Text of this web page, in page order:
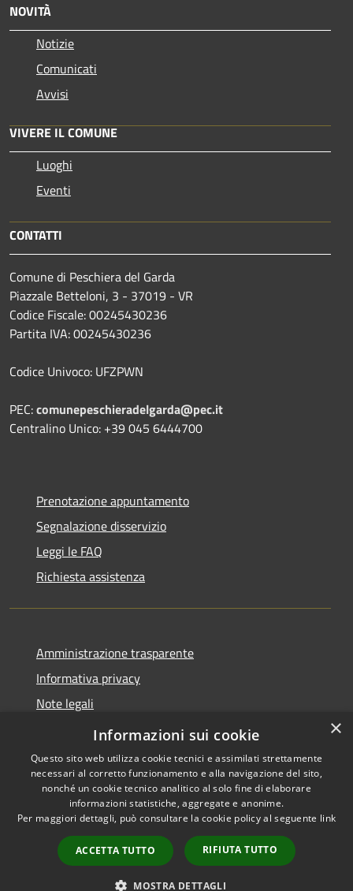
NOVITÀ
Notizie
Comunicati
Avvisi
VIVERE IL COMUNE
Luoghi
Eventi
CONTATTI
Comune di Peschiera del Garda
Piazzale Betteloni, 3 - 37019 - VR
Codice Fiscale: 00245430236
Partita IVA: 00245430236
Codice Univoco: UFZPWN
PEC:comunepeschieradelgarda@pec.it
Centralino Unico: +39 045 6444700
Prenotazione appuntamento
Segnalazione disservizio
Leggi le FAQ
Richiesta assistenza
Amministrazione trasparente
Informativa privacy
Note legali
Dichiarazione di accessibilità
Accessibilità
Copyright © 2026 • Comune di
Peschiera del Garda • Powered
byMunicipium
Accesso
redazione
×
Informazioni sui cookie
Questo sito web utilizza cookie tecnici e assimilati strettamente
necessari al corretto funzionamento e alla navigazione del sito,
nonché un cookie tecnico analitico al solo fine di elaborare
informazioni statistiche, aggregate e anonime.
Per maggiori dettagli, può consultare la cookie policy al seguente link
ACCETTA TUTTO RIFIUTA TUTTO
MOSTRA DETTAGLI